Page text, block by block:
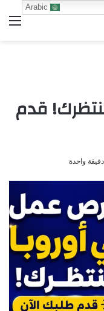
قدم
دقيقة واحدة